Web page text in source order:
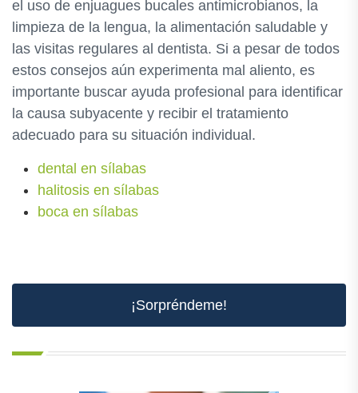
el uso de enjuagues bucales antimicrobianos, la
limpieza de la lengua, la alimentación saludable y
las visitas regulares al dentista. Si a pesar de todos
estos consejos aún experimenta mal aliento, es
importante buscar ayuda profesional para identificar
la causa subyacente y recibir el tratamiento
adecuado para su situación individual.
dental en sílabas
halitosis en sílabas
boca en sílabas
¡Sorpréndeme!